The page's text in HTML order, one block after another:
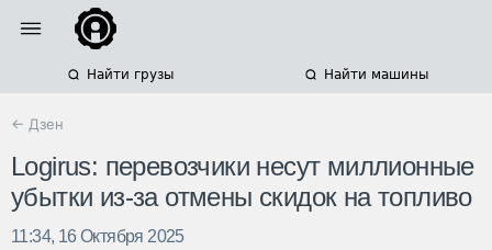
Найти грузы Найти машины
← Дзен
Logirus: перевозчики несут миллионные
убытки из-за отмены скидок на топливо
11:34, 16 Октября 2025